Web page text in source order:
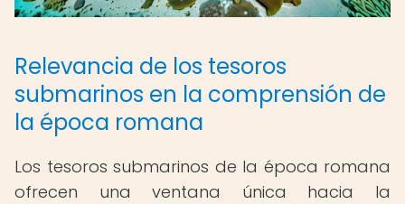
Relevancia de los tesoros
submarinos en la comprensión de
la época romana
Los tesoros submarinos de la época romana
ofrecen una ventana única hacia la